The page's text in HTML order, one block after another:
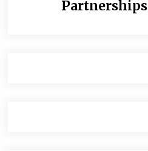
Partnerships